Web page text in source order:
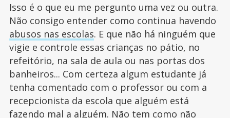
Isso é o que eu me pergunto uma vez ou outra.
Não consigo entender como continua havendo
abusos nas escolas. E que não há ninguém que
vigie e controle essas crianças no pátio, no
refeitório, na sala de aula ou nas portas dos
banheiros... Com certeza algum estudante já
tenha comentado com o professor ou com a
recepcionista da escola que alguém está
fazendo mal a alguém. Não tem como não